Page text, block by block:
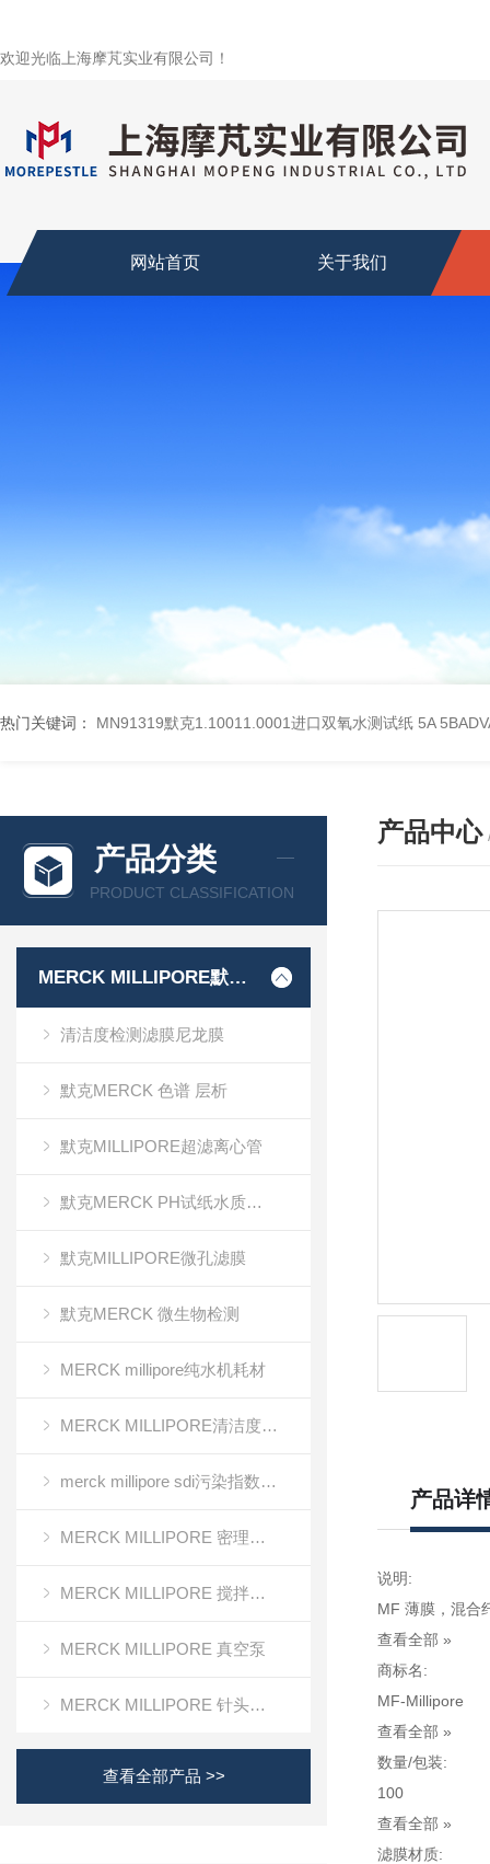
欢迎光临上海摩芃实业有限公司！
网站首页 关于我们
热门关键词： MN91319默克1.10011.0001进口双氧水测试纸 5A
产品分类
PRODUCT CLASSIFICATION
MERCK MILLIPORE默克密理博产品
清洁度检测滤膜尼龙膜
默克MERCK 色谱 层析
默克MILLIPORE超滤离心管
默克MERCK PH试纸水质分析
默克MILLIPORE微孔滤膜
默克MERCK 微生物检测
MERCK millipore纯水机耗材
MERCK MILLIPORE清洁度检测专用膜
merck millipore sdi污染指数检测膜
MERCK MILLIPORE 密理博清洁度检测设备
MERCK MILLIPORE 搅拌式超滤装置超滤杯
MERCK MILLIPORE 真空泵
MERCK MILLIPORE 针头滤器针头式滤器
查看全部产品 >>
产品中心
产品详
说明:
MF 薄膜，混合
查看全部 »
商标名:
MF-Millipore
查看全部 »
数量/包装:
100
查看全部 »
滤膜材质: